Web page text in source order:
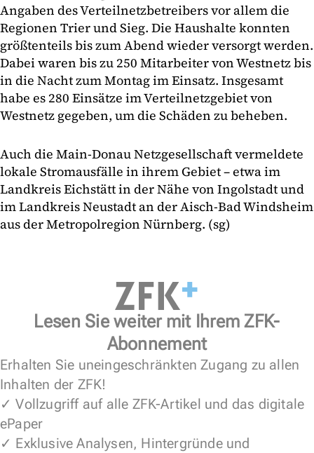
Angaben des Verteilnetzbetreibers vor allem die
Regionen Trier und Sieg. Die Haushalte konnten
größtenteils bis zum Abend wieder versorgt werden.
Dabei waren bis zu 250 Mitarbeiter von Westnetz bis
in die Nacht zum Montag im Einsatz. Insgesamt
habe es 280 Einsätze im Verteilnetzgebiet von
Westnetz gegeben, um die Schäden zu beheben.
Auch die Main-Donau Netzgesellschaft vermeldete
lokale Stromausfälle in ihrem Gebiet – etwa im
Landkreis Eichstätt in der Nähe von Ingolstadt und
im Landkreis Neustadt an der Aisch-Bad Windsheim
aus der Metropolregion Nürnberg. (sg)
Lesen Sie weiter mit Ihrem ZFK-
Abonnement
Erhalten Sie uneingeschränkten Zugang zu allen
Inhalten der ZFK!
✓ Vollzugriff auf alle ZFK-Artikel und das digitale
ePaper
✓ Exklusive Analysen, Hintergründe und